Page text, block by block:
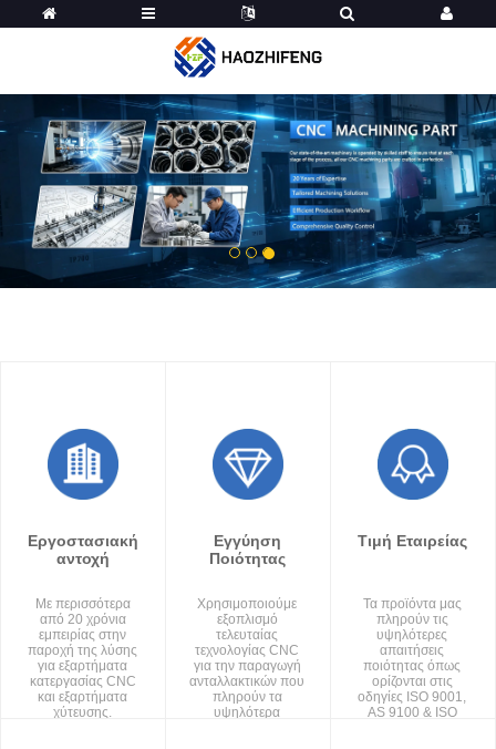
1 2 3
Εργοστασιακή
αντοχή
Με περισσότερα
από 20 χρόνια
εμπειρίας στην
παροχή της λύσης
για εξαρτήματα
κατεργασίας CNC
και εξαρτήματα
χύτευσης.
Εγγύηση
Ποιότητας
Χρησιμοποιούμε
εξοπλισμό
τελευταίας
τεχνολογίας CNC
για την παραγωγή
ανταλλακτικών που
πληρούν τα
υψηλότερα
Τιμή Εταιρείας
Τα προϊόντα μας
πληρούν τις
υψηλότερες
απαιτήσεις
ποιότητας όπως
ορίζονται στις
οδηγίες ISO 9001,
AS 9100 & ISO